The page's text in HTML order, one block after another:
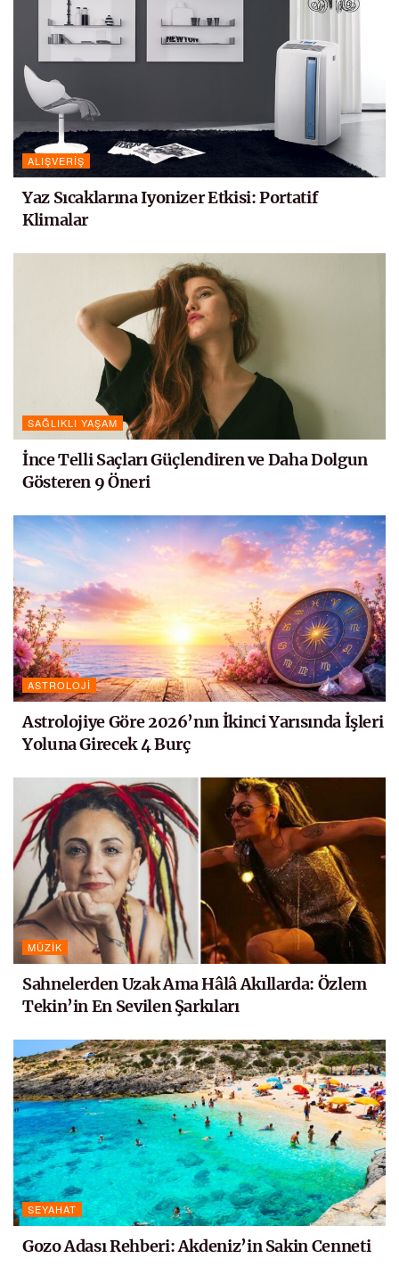
ALIŞVERIŞ
Yaz Sıcaklarına Iyonizer Etkisi: Portatif
Klimalar
SAĞLIKLI YAŞAM
İnce Telli Saçları Güçlendiren ve Daha Dolgun
Gösteren 9 Öneri
ASTROLOJI
Astrolojiye Göre 2026’nın İkinci Yarısında İşleri
Yoluna Girecek 4 Burç
MÜZIK
Sahnelerden Uzak Ama Hâlâ Akıllarda: Özlem
Tekin’in En Sevilen Şarkıları
SEYAHAT
Gozo Adası Rehberi: Akdeniz’in Sakin Cenneti